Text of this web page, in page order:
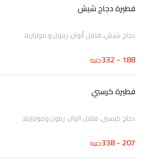
فطيرة دجاج شيش
دجاج شيش، فلفل ألوان، زيتون و موتزاريلا
188 - 332 جنيه
فطيرة كرسبي
دجاج كرسبي، فلفل الوان، زيتون وموتزاريلا
207 - 338 جنيه